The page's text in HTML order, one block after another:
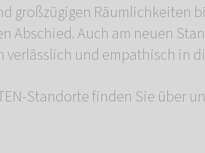
großzügigen Räumlichkeiten
Abschied. Auch am neuen
verlässlich und empathisch in
Standorte finden Sie über